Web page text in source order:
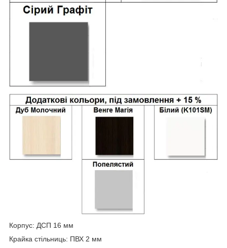
Корпус: ДСП 16 мм
Крайка стільниць: ПВХ 2 мм